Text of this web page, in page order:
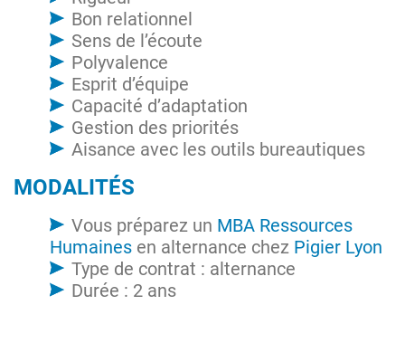
Bon relationnel
Sens de l’écoute
Polyvalence
Esprit d’équipe
Capacité d’adaptation
Gestion des priorités
Aisance avec les outils bureautiques
MODALITÉS
Vous préparez un MBA Ressources
Humaines en alternance chez Pigier Lyon
Type de contrat : alternance
Durée : 2 ans